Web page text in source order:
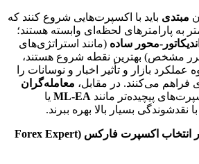
مبتدی باید با اکسپرت‌هایی شروع کنند که
به پارامترهای لحظه‌ای وابسته هستند؛
اندیکاتور-محور ساده (مانند استراتژی‌های
مشخص) بهترین نقطه شروع هستند،
بازار و تأثیر اخبار و نوسانات را
فراهم می‌کنند. در مقابل، معامله‌گران
پیچیده‌تر مانند ML-EA یا
نقدشوندگی بسیار بالا بهره ببرند.
بررسی اشتباهات رایج در انتخاب اکسپرت فارکس (Forex Expert